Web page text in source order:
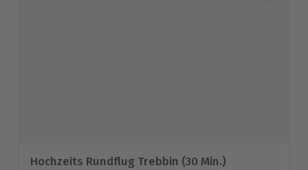
Hochzeits Rundflug Trebbin (30 Min.)